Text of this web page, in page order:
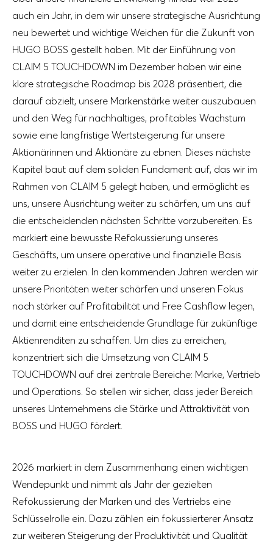
auch ein Jahr, in dem wir unsere strategische Ausrichtung
neu bewertet und wichtige Weichen für die Zukunft von
HUGO BOSS gestellt haben. Mit der Einführung von
CLAIM 5 TOUCHDOWN im Dezember haben wir eine
klare strategische Roadmap bis 2028 präsentiert, die
darauf abzielt, unsere Markenstärke weiter auszubauen
und den Weg für nachhaltiges, profitables Wachstum
sowie eine langfristige Wertsteigerung für unsere
Aktionärinnen und Aktionäre zu ebnen. Dieses nächste
Kapitel baut auf dem soliden Fundament auf, das wir im
Rahmen von CLAIM 5 gelegt haben, und ermöglicht es
uns, unsere Ausrichtung weiter zu schärfen, um uns auf
die entscheidenden nächsten Schritte vorzubereiten. Es
markiert eine bewusste Refokussierung unseres
Geschäfts, um unsere operative und finanzielle Basis
weiter zu erzielen. In den kommenden Jahren werden wir
unsere Prioritäten weiter schärfen und unseren Fokus
noch stärker auf Profitabilität und Free Cashflow legen,
und damit eine entscheidende Grundlage für zukünftige
Aktienrenditen zu schaffen. Um dies zu erreichen,
konzentriert sich die Umsetzung von CLAIM 5
TOUCHDOWN auf drei zentrale Bereiche: Marke, Vertrieb
und Operations. So stellen wir sicher, dass jeder Bereich
unseres Unternehmens die Stärke und Attraktivität von
BOSS und HUGO fördert.
2026 markiert in dem Zusammenhang einen wichtigen
Wendepunkt und nimmt als Jahr der gezielten
Refokussierung der Marken und des Vertriebs eine
Schlüsselrolle ein. Dazu zählen ein fokussierterer Ansatz
zur weiteren Steigerung der Produktivität und Qualität